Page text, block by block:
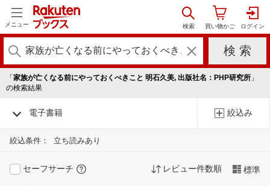
メニュー
「 家族が亡くなる前にやっておくべきこと 明石久美, 出版社名：PHP研究所 」
の検索結果
電子書籍 絞込み
絞込条件： 立ち読みあり
セーフサーチ レビュー件数順 標準